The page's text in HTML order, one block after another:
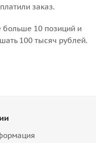
заказ.
больше 10 позиций и
100 тысяч рублей.